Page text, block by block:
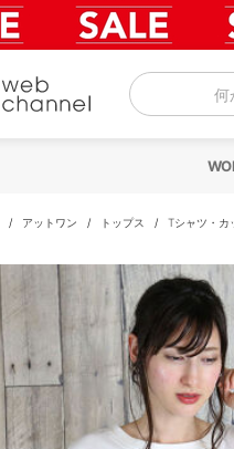
何
/ アットワン / トップス / Tシャツ・カ